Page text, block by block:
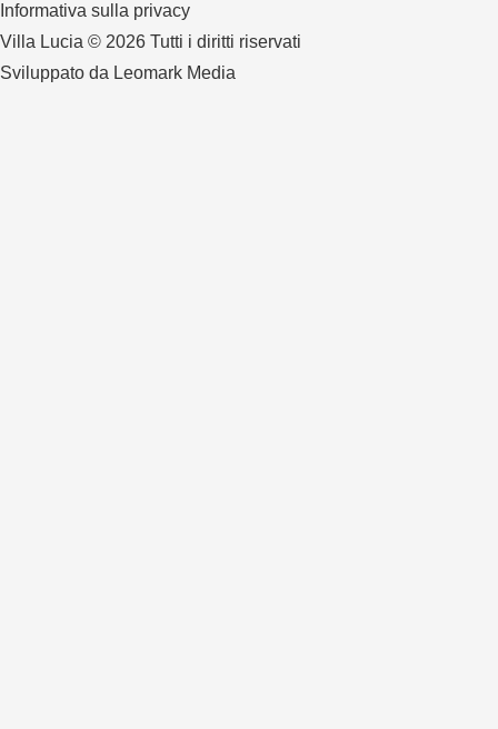
Informativa sulla privacy
Villa Lucia © 2026 Tutti i diritti riservati
Sviluppato da Leomark Media